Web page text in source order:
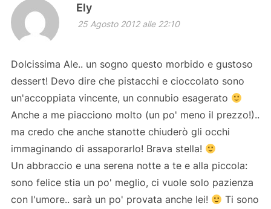
Ely
25 Agosto 2012 alle 22:10
Dolcissima Ale.. un sogno questo morbido e gustoso
dessert! Devo dire che pistacchi e cioccolato sono
un'accoppiata vincente, un connubio esagerato
Anche a me piacciono molto (un po' meno il prezzo!)..
ma credo che anche stanotte chiuderò gli occhi
immaginando di assaporarlo! Brava stella!
Un abbraccio e una serena notte a te e alla piccola:
sono felice stia un po' meglio, ci vuole solo pazienza
con l'umore.. sarà un po' provata anche lei!
Ti sono